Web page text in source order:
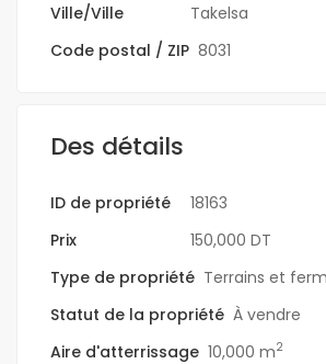
Ville/Ville
Takelsa
Code postal / ZIP 8031
Des détails
ID de propriété
18163
Prix
150,000 DT
Type de propriété Terrains et
Statut de la propriété À vendre
Aire d'atterrissage 10,000 m2